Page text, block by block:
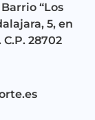
“Los
5, en
28702